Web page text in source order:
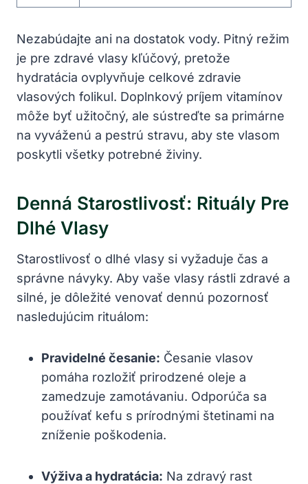
Nezabúdajte ani na dostatok vody. Pitný ​režim
je pre zdravé vlasy kľúčový, pretože
hydratácia ovplyvňuje celkové zdravie
‍vlasových‍ folikul. Doplnkový príjem⁢ vitamínov
môže​ byť ⁢užitočný, ale sústreďte sa primárne
na vyváženú a pestrú stravu, ⁤aby ste vlasom
poskytli všetky potrebné živiny.
Denná ⁢starostlivosť: Rituály Pre
⁣dlhé‌ Vlasy
Starostlivosť o ⁢dlhé vlasy si vyžaduje‍ čas‍ a
správne návyky. Aby ‍vaše vlasy rástli zdravé a
‌silné, je dôležité venovať dennú⁢ pozornosť
nasledujúcim rituálom:
Pravidelné ​česanie: Česanie vlasov
pomáha rozložiť prirodzené oleje a
zamedzuje zamotávaniu. Odporúča‍ sa
používať‌ kefu s prírodnými štetinami na
zníženie poškodenia.
Výživa a hydratácia: Na​ zdravý rast